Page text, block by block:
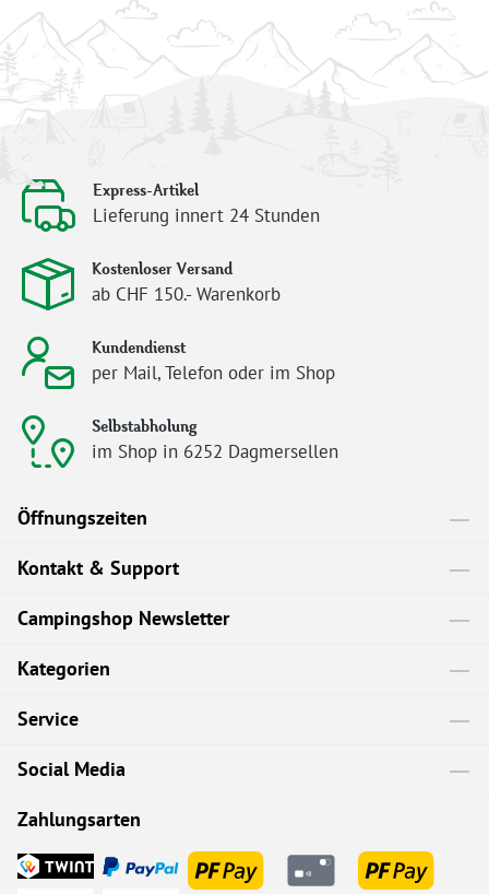
Express-Artikel
Lieferung innert 24 Stunden
Kostenloser Versand
ab CHF 150.- Warenkorb
Kundendienst
per Mail, Telefon oder im Shop
Selbstabholung
im Shop in 6252 Dagmersellen
Öffnungszeiten
Kontakt & Support
Campingshop Newsletter
Kategorien
Service
Social Media
Zahlungsarten